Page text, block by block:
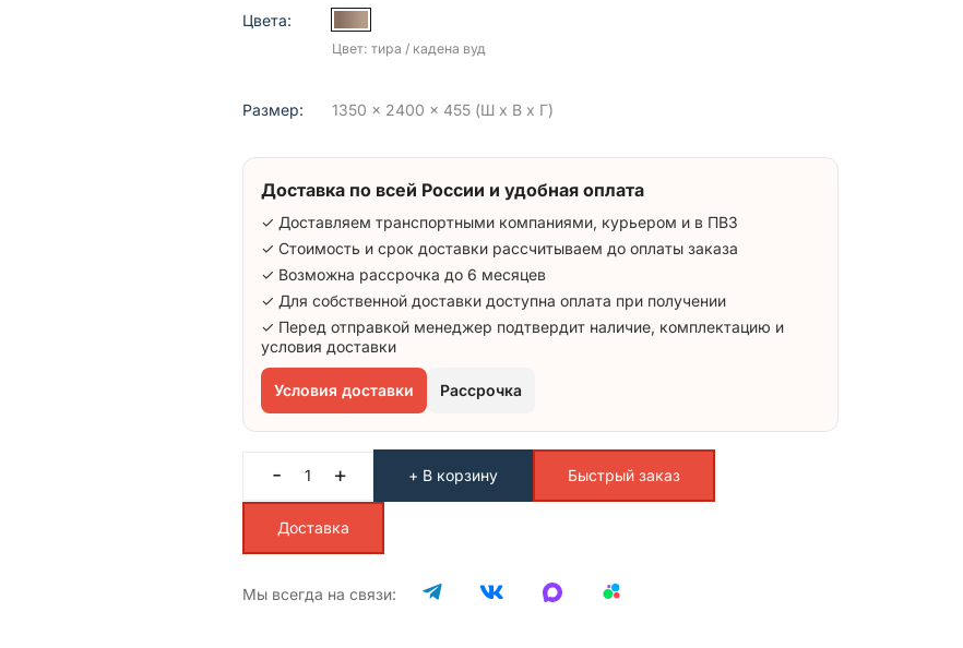
Цвета:
Цвет: тира / кадена вуд
Размер: 1350 x 2400 x 455 (Ш x В x Г)
Доставка по всей России и удобная оплата
✓ Доставляем транспортными компаниями, курьером и в ПВЗ
✓ Стоимость и срок доставки рассчитываем до оплаты заказа
✓ Возможна рассрочка до 6 месяцев
✓ Для собственной доставки доступна оплата при получении
✓ Перед отправкой менеджер подтвердит наличие, комплектацию и
условия доставки
Условия доставки Рассрочка
- + + В корзину Быстрый заказ
Доставка
Мы всегда на связи: